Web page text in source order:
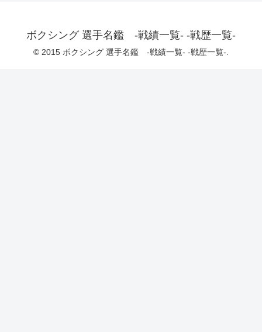
ボクシング 選手名鑑 -戦績一覧- -戦歴一覧-
© 2015 ボクシング 選手名鑑 -戦績一覧- -戦歴一覧-.